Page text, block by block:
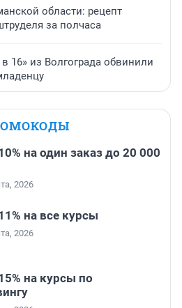
области: рецепт
за полчаса
16» из Волгограда обвинили
на один заказ до 20 000
2026
на все курсы
2026
на курсы по